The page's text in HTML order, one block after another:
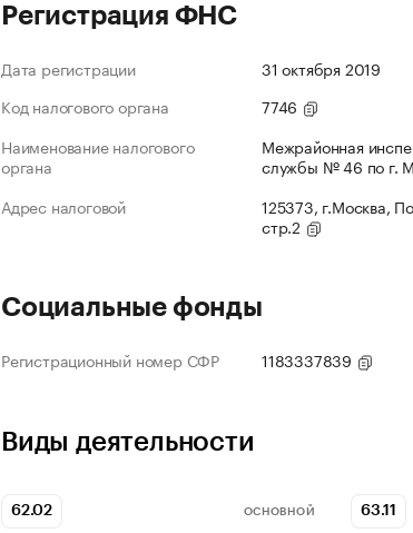
Регистрация ФНС
Дата регистрации
31 октября 2019
Код налогового органа
7746
Наименование налогового
органа
Межрайонная
службы № 46 по г.
Адрес налоговой
125373, г.Москва,
стр.2
Социальные фонды
Регистрационный номер СФР 1183337839
Виды деятельности
62.02 ОСНОВНОЙ 63.11